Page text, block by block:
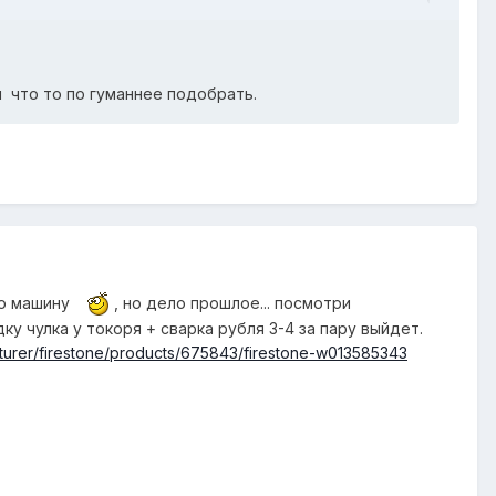
что то по гуманнее подобрать.
машину
, но дело прошлое... посмотри
чулка у токоря + сварка рубля 3-4 за пару выйдет.
firestone/products/675843/firestone-w013585343